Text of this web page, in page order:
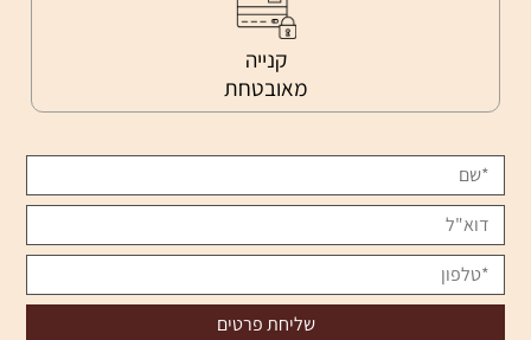
קנייה
מאובטחת